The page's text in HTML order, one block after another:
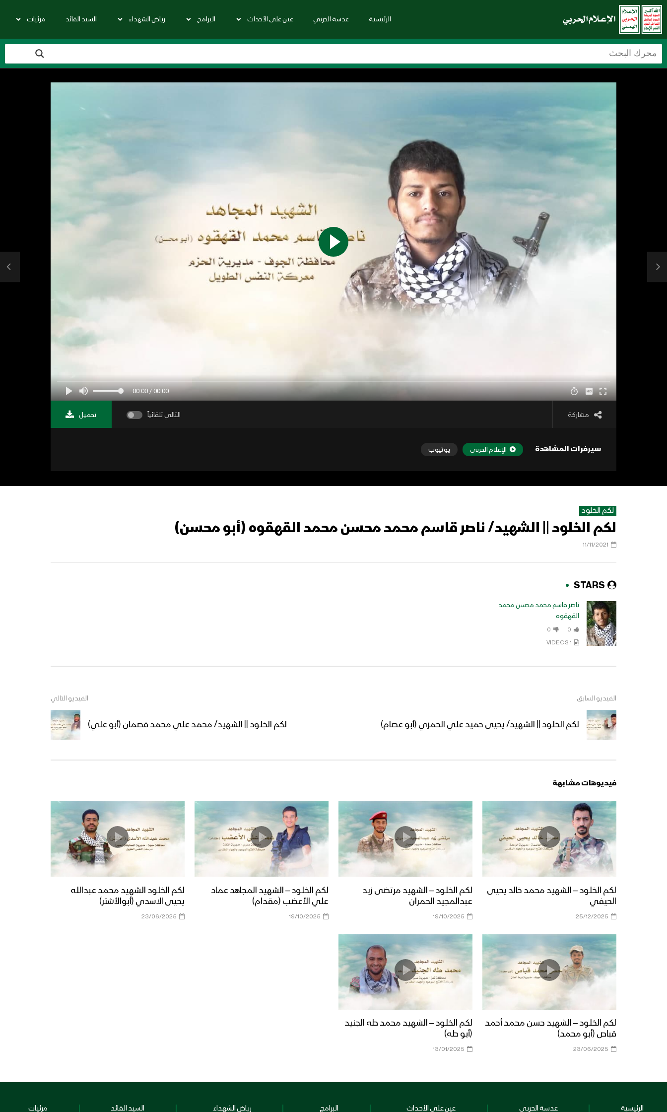
الرئيسية عدسة الحربي عين على الأحداث البرامج رياض الشهداء السيد القائد مرئيات
00:00 / 00:00
مشاركة التالي تلقائياً تحميل
سيرفرات المشاهدة الإعلام الحربي يوتيوب
لكم الخلود
لكم الخلود || الشهيد/ ناصر قاسم محمد محسن محمد القهقوه (أبو محسن)
11/11/2021
STARS
ناصر قاسم محمد محسن محمد
القهقوه
0
0
1 VIDEOS
الفيديو السابق
لكم الخلود || الشهيد/ يحيى حميد علي الحمزي (أبو عصام)
الفيديو التالي
لكم الخلود || الشهيد/ محمد علي محمد قصمان (أبو علي)
فيديوهات مشابهة
لكم الخلود – الشهيد محمد خالد يحيى
الحيفي
25/12/2025
لكم الخلود – الشهيد مرتضى زيد
عبدالمجيد الحمران
19/10/2025
لكم الخلود – الشهيد المجاهد عماد
علي الأعضب (مقدام)
19/10/2025
لكم الخلود الشهيد محمد عبدالله
يحيى الاسدي (أبوالأشتر)
23/06/2025
لكم الخلود – الشهيد حسن محمد أحمد
قباص (أبو محمد)
23/06/2025
لكم الخلود – الشهيد محمد طه الجنيد
(أبو طه)
13/01/2025
الرئيسية عدسة الحربي عين على الأحداث البرامج رياض الشهداء السيد القائد مرئيات